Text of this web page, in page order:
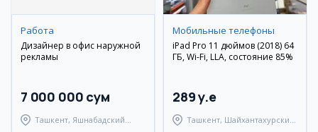
Работа
Дизайнер в офис наружной
рекламы
7 000 000 сум
Ташкент, Яшнабадский
Мобильные телефоны
iPad Pro 11 дюймов (2018) 64
ГБ, Wi-Fi, LLA, состояние 85%
289 y.e
Ташкент, Шайхантахурский